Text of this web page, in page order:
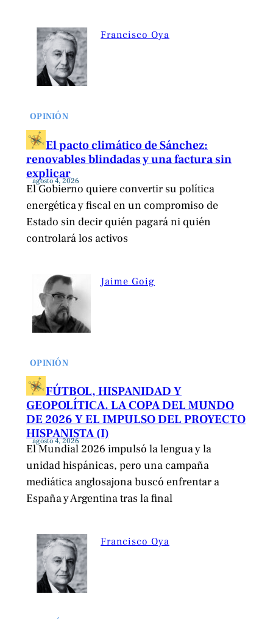
Francisco Oya
OPINIÓN
El pacto climático de Sánchez:
renovables blindadas y una factura sin
explicar
agosto 4, 2026
El Gobierno quiere convertir su política
energética y fiscal en un compromiso de
Estado sin decir quién pagará ni quién
controlará los activos
Jaime Goig
OPINIÓN
FÚTBOL, HISPANIDAD Y
GEOPOLÍTICA. LA COPA DEL MUNDO
DE 2026 Y EL IMPULSO DEL PROYECTO
HISPANISTA (I)
agosto 4, 2026
El Mundial 2026 impulsó la lengua y la
unidad hispánicas, pero una campaña
mediática anglosajona buscó enfrentar a
España y Argentina tras la final
Francisco Oya